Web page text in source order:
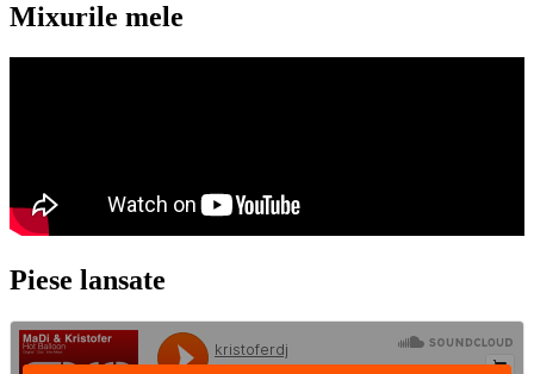
Mixurile mele
Piese lansate